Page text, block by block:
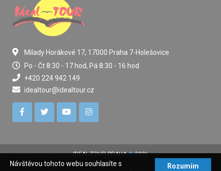
Rozumím
Návštěvou tohoto webu souhlasíte s
Milady Horákové 17, 17000 Praha 7-Holešovice
Po - Čt 8:30 - 17 hod, Pá 8:30 - 16 hod
+420 224 942 149
idealtour@idealtour.cz
IDEAL-TOUR PRAHA©2026